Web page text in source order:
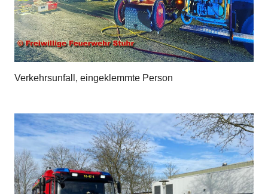
Verkehrsunfall, eingeklemmte Person